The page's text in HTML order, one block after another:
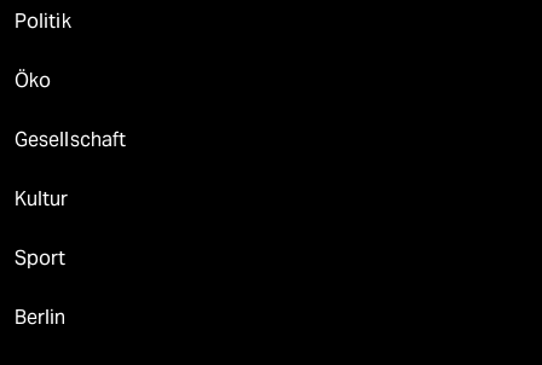
Politik
Öko
Gesellschaft
Kultur
Sport
Berlin